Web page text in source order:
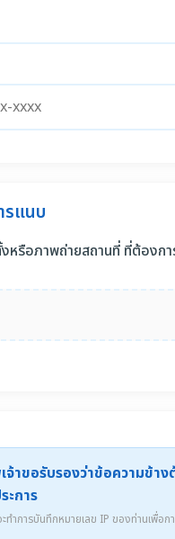
รแนบ
หรือภาพถ่ายสถานที่ ที่ต้องกา
จ้าขอรับรองว่าข้อความข้าง
ะการ
ะทำการบันทึกหมายเลข IP ของท่านเพื่อ